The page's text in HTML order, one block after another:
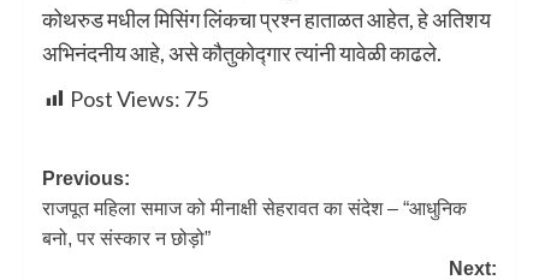
कोथरुड मधील मिसिंग लिंकचा प्रश्न हाताळत आहेत, हे अतिशय
अभिनंदनीय आहे, असे कौतुकोद्गार त्यांनी यावेळी काढले.
Post Views: 75
Previous:
राजपूत महिला समाज को मीनाक्षी सेहरावत का संदेश – “आधुनिक
बनो, पर संस्कार न छोड़ो”
Next: